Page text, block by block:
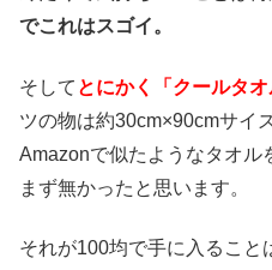
でこれはスゴイ。
そして とにかく「クールタ
ツの物は約30cm×90cmサイ
Amazonで似たようなタオル
まず無かったと思います。
それが100均で手に入ること